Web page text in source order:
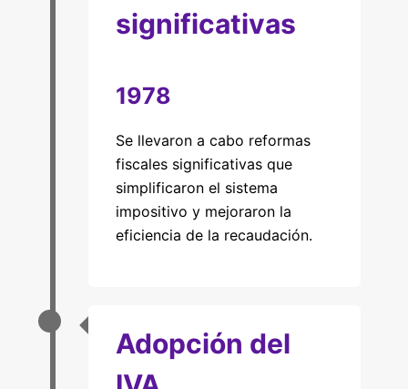
significativas
1978
Se llevaron a cabo reformas
fiscales significativas que
simplificaron el sistema
impositivo y mejoraron la
eficiencia de la recaudación.
Adopción del